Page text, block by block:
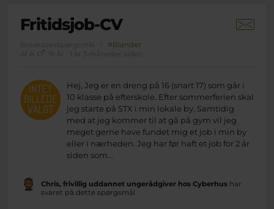
Fritidsjob-CV
Brevkassespørgsmål
#Blandet
Af A
Hej, Jeg er en dreng på 16 (snart 17) som går i
10 klasse på efterskole. Efter sommerferien skal
jeg starte på STX i min lokale by. Samtidig
med at jeg kommer til at gå på gym vil jeg
meget gerne have fundet mig et job i min by
eller i nærheden. Jeg har før haft et job for 2 år
siden som...
Chris, frivillig uddannet ungerådgiver hos Cyberhushar
svaret på dette spørgsmål